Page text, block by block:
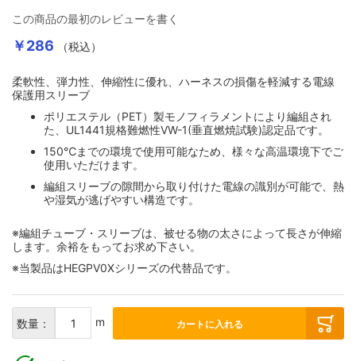
この商品の最初のレビューを書く
￥286 （税込）
柔軟性、弾力性、伸縮性に優れ、ハーネスの損傷を軽減する電線
保護用スリーブ
ポリエステル（PET）製モノフィラメントにより編組され
た、UL1441規格難燃性VW-1(垂直燃焼試験)認定品です。
150℃までの環境で使用可能なため、様々な高温環境下でご
使用いただけます。
編組スリーブの隙間から取り付けた電線の識別が可能で、熱
や湿気が逃げやすい構造です。
※編組チューブ・スリーブは、被せる物の太さによって長さが伸縮
します。余裕をもってお求め下さい。
※当製品はHEGPV0Xシリーズの代替品です。
数量： m カートに入れる